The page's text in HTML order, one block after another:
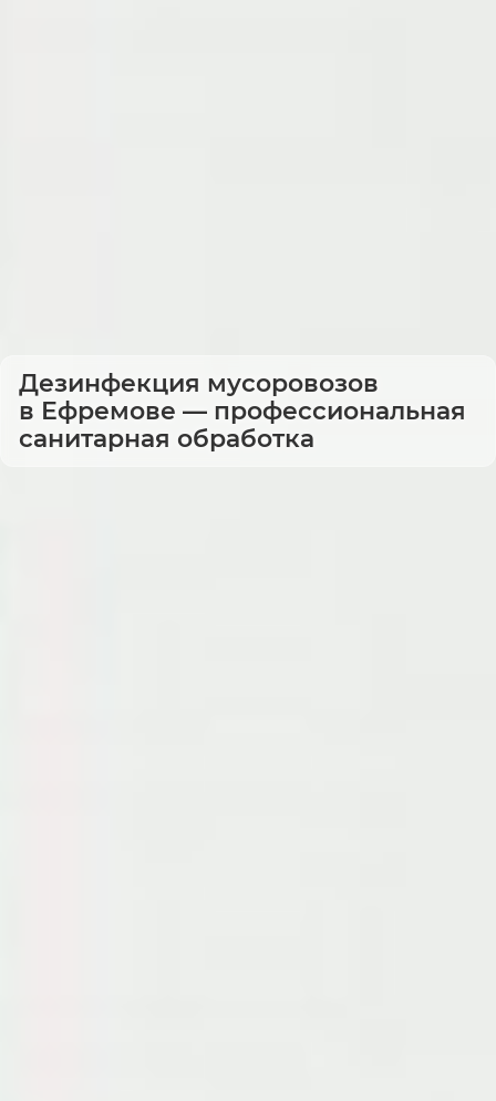
Дезинфекция мусоровозов
в Ефремове — профессиональная
санитарная обработка